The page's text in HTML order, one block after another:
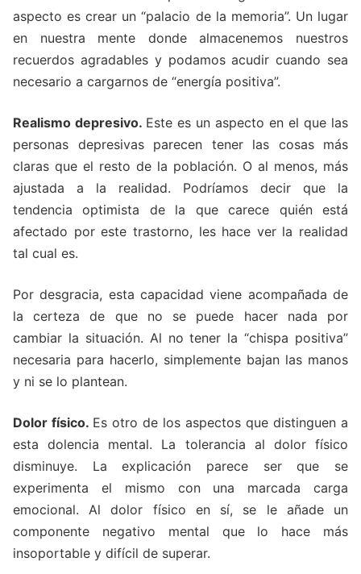
aspecto es crear un “palacio de la memoria”. Un lugar
en nuestra mente donde almacenemos nuestros
recuerdos agradables y podamos acudir cuando sea
necesario a cargarnos de “energía positiva”.
Realismo depresivo. Este es un aspecto en el que las
personas depresivas parecen tener las cosas más
claras que el resto de la población. O al menos, más
ajustada a la realidad. Podríamos decir que la
tendencia optimista de la que carece quién está
afectado por este trastorno, les hace ver la realidad
tal cual es.
Por desgracia, esta capacidad viene acompañada de
la certeza de que no se puede hacer nada por
cambiar la situación. Al no tener la “chispa positiva”
necesaria para hacerlo, simplemente bajan las manos
y ni se lo plantean.
Dolor físico. Es otro de los aspectos que distinguen a
esta dolencia mental. La tolerancia al dolor físico
disminuye. La explicación parece ser que se
experimenta el mismo con una marcada carga
emocional. Al dolor físico en sí, se le añade un
componente negativo mental que lo hace más
insoportable y difícil de superar.